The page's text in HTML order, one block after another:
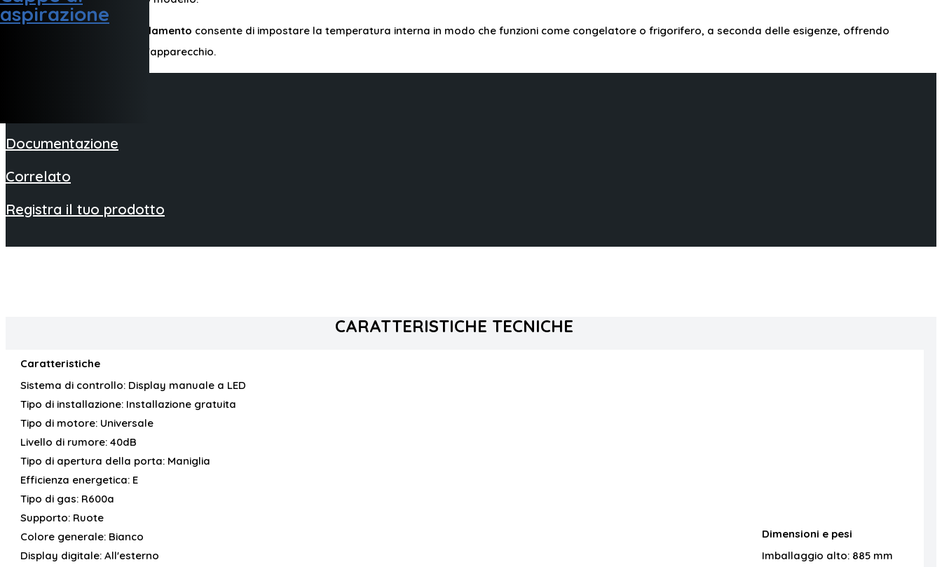
aspirazione
Doppio raffreddamento consente di impostare la temperatura interna in modo che funzioni come congelatore o frigorifero, a seconda delle esigenze, offrendo
una maggiore versatilità all'apparecchio.
Documentazione
Correlato
Registra il tuo prodotto
CARATTERISTICHE TECNICHE
Caratteristiche
Sistema di controllo: Display manuale a LED
Tipo di installazione: Installazione gratuita
Tipo di motore: Universale
Livello di rumore: 40dB
Tipo di apertura della porta: Maniglia
Efficienza energetica: E
Tipo di gas: R600a
Supporto: Ruote
Colore generale: Bianco
Display digitale: All'esterno
Dimensioni e pesi
Imballaggio alto: 885 mm